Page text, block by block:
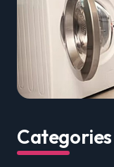
Categories